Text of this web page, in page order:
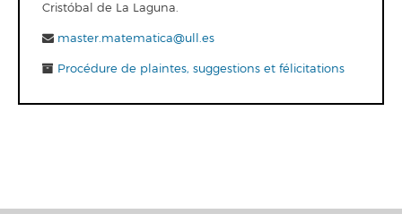
Cristóbal de La Laguna.
master.matematica@ull.es
Procédure de plaintes, suggestions et félicitations